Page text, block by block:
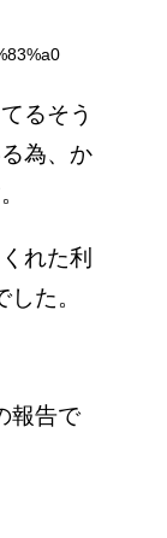
るそう
為、か
れた利
た。
報告で